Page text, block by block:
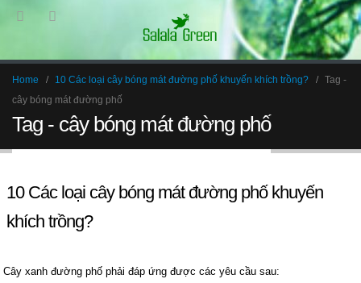
Home 10 Các loại cây bóng mát đường phố khuyến khích trồng?
Tag -
cây bóng mát đường phố
Tag - cây bóng mát đường phố
10 Các loại cây bóng mát đường phố khuyến
khích trồng?
Cây xanh đường phố phải đáp ứng được các yêu cầu sau: